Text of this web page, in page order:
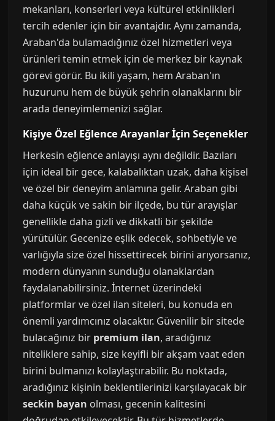
mekanları, konserleri veya kültürel etkinlikleri
tercih edenler için bir avantajdır. Aynı zamanda,
Araban'da bulamadığınız özel hizmetleri veya
ürünleri temin etmek için de merkez bir kaynak
görevi görür. Bu ikili yaşam, hem Araban'ın
huzurunu hem de büyük şehrin olanaklarını bir
arada deneyimlemenizi sağlar.
Kişiye Özel Eğlence Arayanlar İçin Seçenekler
Herkesin eğlence anlayışı aynı değildir. Bazıları
için ideal bir gece, kalabalıktan uzak, daha kişisel
ve özel bir deneyim anlamına gelir. Araban gibi
daha küçük ve sakin bir ilçede, bu tür arayışlar
genellikle daha gizli ve dikkatli bir şekilde
yürütülür. Gecenize eşlik edecek, sohbetiyle ve
varlığıyla size özel hissettirecek birini arıyorsanız,
modern dünyanın sunduğu olanaklardan
faydalanabilirsiniz. İnternet üzerindeki
platformlar ve özel ilan siteleri, bu konuda en
önemli yardımcınız olacaktır. Güvenilir bir sitede
bulacağınız bir premium ilan, aradığınız
niteliklere sahip, size keyifli bir akşam vaat eden
birini bulmanızı kolaylaştırabilir. Bu noktada,
aradığınız kişinin beklentilerinizi karşılayacak bir
seckin bayan olması, gecenin kalitesini